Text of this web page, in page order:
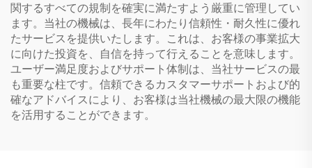
関するすべての規制を確実に満たすよう厳重に管理してい
ます。当社の機械は、長年にわたり信頼性・耐久性に優れ
たサービスを提供いたします。これは、お客様の事業拡大
に向けた投資を、自信を持って行えることを意味します。
ユーザー満足度およびサポート体制は、当社サービスの最
も重要な柱です。信頼できるカスタマーサポートおよび的
確なアドバイスにより、お客様は当社機械の最大限の機能
を活用することができます。